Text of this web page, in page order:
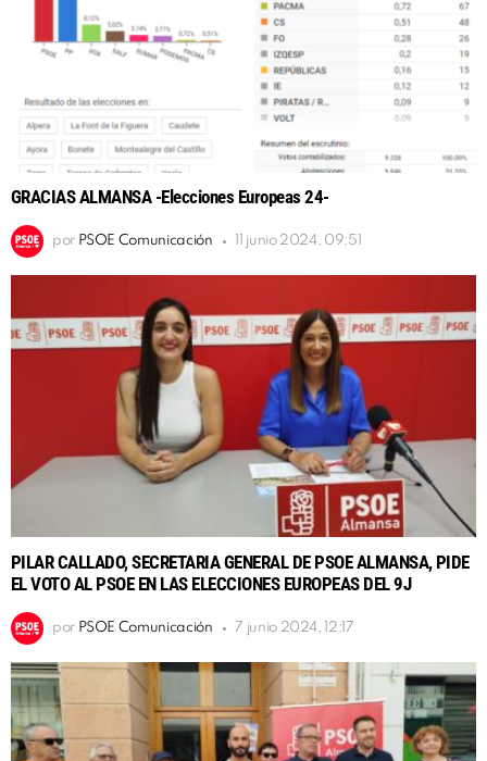
GRACIAS ALMANSA -Elecciones Europeas 24-
por PSOE Comunicación 11 junio 2024, 09:51
PILAR CALLADO, SECRETARIA GENERAL DE PSOE ALMANSA, PIDE
EL VOTO AL PSOE EN LAS ELECCIONES EUROPEAS DEL 9J
por PSOE Comunicación 7 junio 2024, 12:17